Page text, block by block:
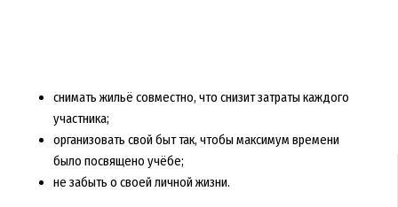
снимать жильё совместно, что снизит затраты каждого
участника;
организовать свой быт так, чтобы максимум времени
было посвящено учёбе;
не забыть о своей личной жизни.